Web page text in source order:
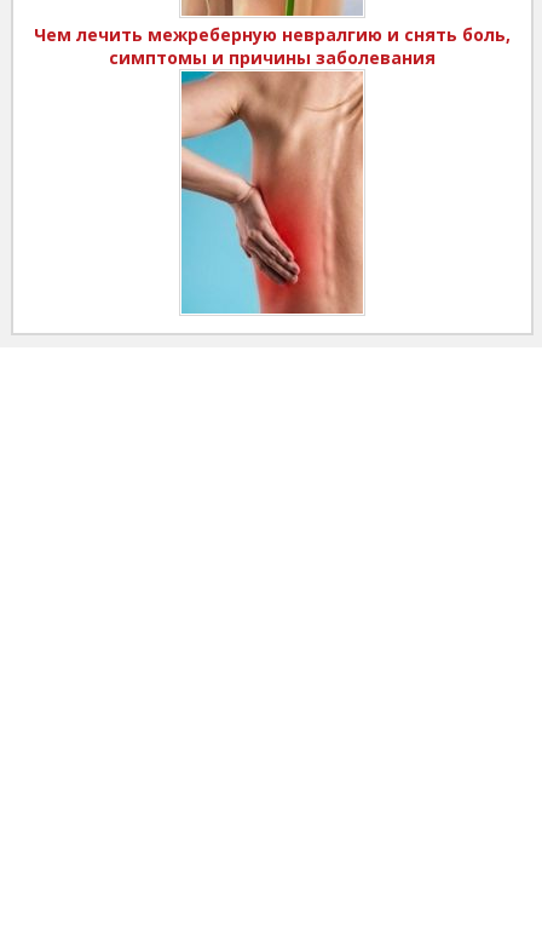
Чем лечить межреберную невралгию и снять боль,
симптомы и причины заболевания